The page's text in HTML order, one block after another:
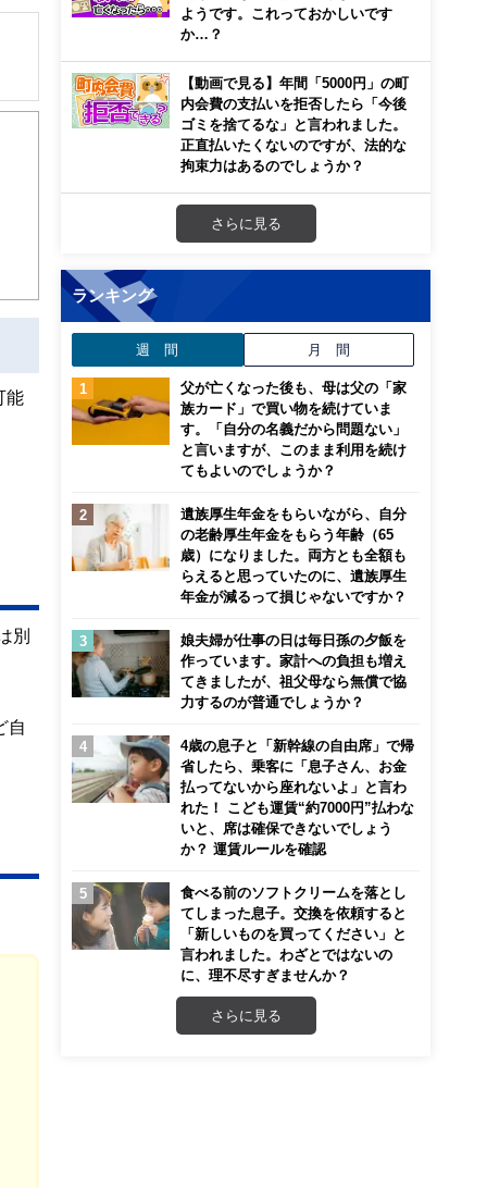
き
能
別
自
ようです。これっておかしいです
か…？
【動画で見る】年間「5000円」の町
内会費の支払いを拒否したら「今後
ゴミを捨てるな」と言われました。
正直払いたくないのですが、法的な
拘束力はあるのでしょうか？
さらに見る
ランキング
週 間 月 間
父が亡くなった後も、母は父の「家
族カード」で買い物を続けていま
す。「自分の名義だから問題ない」
と言いますが、このまま利用を続け
てもよいのでしょうか？
遺族厚生年金をもらいながら、自分
の老齢厚生年金をもらう年齢（65
歳）になりました。両方とも全額も
らえると思っていたのに、遺族厚生
年金が減るって損じゃないですか？
娘夫婦が仕事の日は毎日孫の夕飯を
作っています。家計への負担も増え
てきましたが、祖父母なら無償で協
力するのが普通でしょうか？
4歳の息子と「新幹線の自由席」で帰
省したら、乗客に「息子さん、お金
払ってないから座れないよ」と言わ
れた！ こども運賃“約7000円”払わな
いと、席は確保できないでしょう
か？ 運賃ルールを確認
食べる前のソフトクリームを落とし
てしまった息子。交換を依頼すると
「新しいものを買ってください」と
言われました。わざとではないの
に、理不尽すぎませんか？
さらに見る